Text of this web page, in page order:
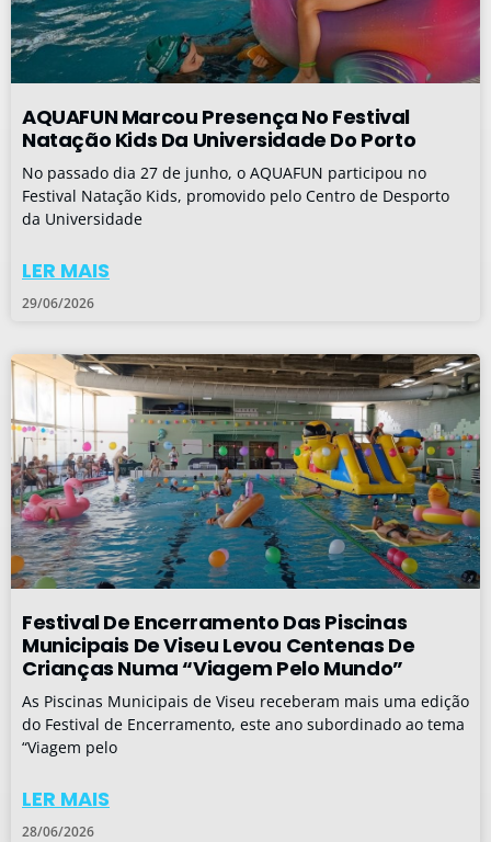
AQUAFUN Marcou Presença No Festival
Natação Kids Da Universidade Do Porto
No passado dia 27 de junho, o AQUAFUN participou no
Festival Natação Kids, promovido pelo Centro de Desporto
da Universidade
LER MAIS
29/06/2026
Festival De Encerramento Das Piscinas
Municipais De Viseu Levou Centenas De
Crianças Numa “Viagem Pelo Mundo”
As Piscinas Municipais de Viseu receberam mais uma edição
do Festival de Encerramento, este ano subordinado ao tema
“Viagem pelo
LER MAIS
28/06/2026